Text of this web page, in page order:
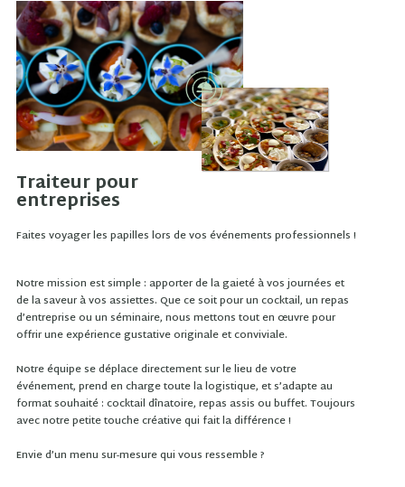
Notre mission est simple : apporter de la gaieté à vos journées et
de la saveur à vos assiettes. Que ce soit pour un cocktail, un repas
d’entreprise ou un séminaire, nous mettons tout en œuvre pour
offrir une expérience gustative originale et conviviale.
Notre équipe se déplace directement sur le lieu de votre
événement, prend en charge toute la logistique, et s’adapte au
format souhaité : cocktail dînatoire, repas assis ou buffet. Toujours
avec notre petite touche créative qui fait la différence !
Envie d’un menu sur-mesure qui vous ressemble ?
Traiteur pour
entreprises
Faites voyager les papilles lors de vos événements professionnels !